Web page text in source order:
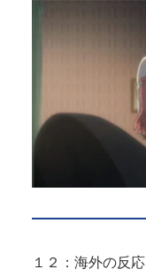
１２：海外の反応